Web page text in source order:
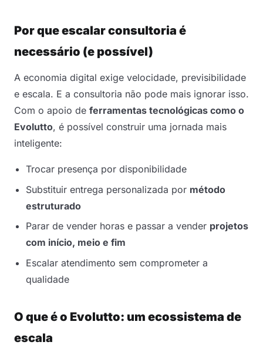
Por que escalar consultoria é
necessário (e possível)
A economia digital exige velocidade, previsibilidade
e escala. E a consultoria não pode mais ignorar isso.
Com o apoio de ferramentas tecnológicas como o
Evolutto, é possível construir uma jornada mais
inteligente:
Trocar presença por disponibilidade
Substituir entrega personalizada por método
estruturado
Parar de vender horas e passar a vender projetos
com início, meio e fim
Escalar atendimento sem comprometer a
qualidade
O que é o Evolutto: um ecossistema de
escala